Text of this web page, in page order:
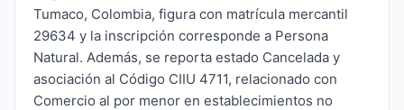
Tumaco, Colombia, figura con matrícula mercantil
29634 y la inscripción corresponde a Persona
Natural. Además, se reporta estado Cancelada y
asociación al Código CIIU 4711, relacionado con
Comercio al por menor en establecimientos no